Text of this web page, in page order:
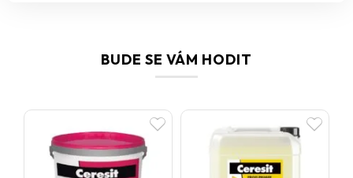
BUDE SE VÁM HODIT